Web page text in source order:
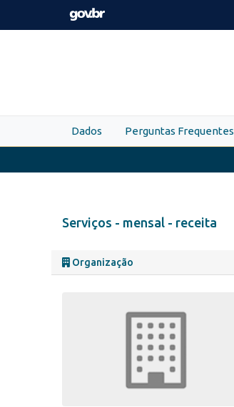
Skip to main content
Dados Perguntas Frequentes
Serviços - mensal - receita
Organização